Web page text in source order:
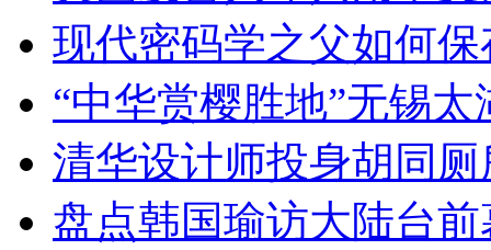
现代密码学之父如何
“中华赏樱胜地”无锡
清华设计师投身胡同
盘点韩国瑜访大陆台